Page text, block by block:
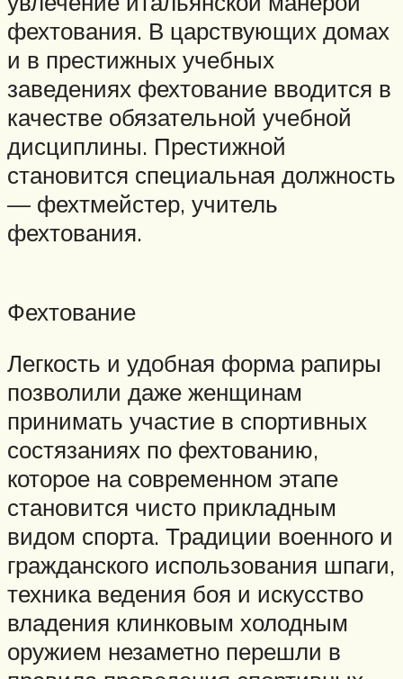
фехтования. В царствующих домах
и в престижных учебных
заведениях фехтование вводится в
качестве обязательной учебной
дисциплины. Престижной
становится специальная должность
— фехтмейстер, учитель
фехтования.
Фехтование
Легкость и удобная форма рапиры
позволили даже женщинам
принимать участие в спортивных
состязаниях по фехтованию,
которое на современном этапе
становится чисто прикладным
видом спорта. Традиции военного и
гражданского использования шпаги,
техника ведения боя и искусство
владения клинковым холодным
оружием незаметно перешли в